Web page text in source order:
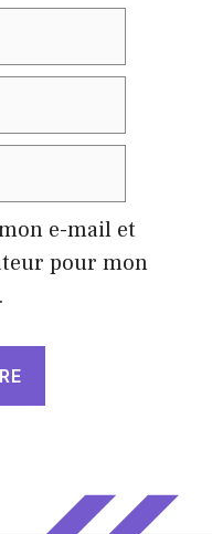
e-mail et
pour mon